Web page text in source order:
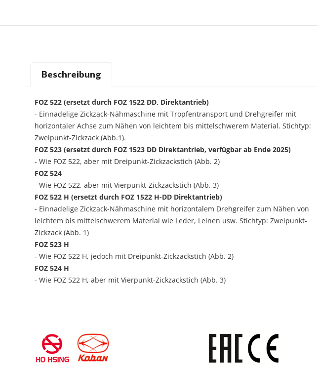
Beschreibung
FOZ 522 (ersetzt durch FOZ 1522 DD, Direktantrieb)
- Einnadelige Zickzack-Nähmaschine mit Tropfentransport und Drehgreifer mit
horizontaler Achse zum Nähen von leichtem bis mittelschwerem Material. Stichtyp:
Zweipunkt-Zickzack (Abb.1).
FOZ 523 (ersetzt durch FOZ 1523 DD Direktantrieb, verfügbar ab Ende 2025)
- Wie FOZ 522, aber mit Dreipunkt-Zickzackstich (Abb. 2)
FOZ 524
- Wie FOZ 522, aber mit Vierpunkt-Zickzackstich (Abb. 3)
FOZ 522 H (ersetzt durch FOZ 1522 H-DD Direktantrieb)
- Einnadelige Zickzack-Nähmaschine mit horizontalem Drehgreifer zum Nähen von
leichtem bis mittelschwerem Material wie Leder, Leinen usw. Stichtyp: Zweipunkt-
Zickzack (Abb. 1)
FOZ 523 H
- Wie FOZ 522 H, jedoch mit Dreipunkt-Zickzackstich (Abb. 2)
FOZ 524 H
- Wie FOZ 522 H, aber mit Vierpunkt-Zickzackstich (Abb. 3)